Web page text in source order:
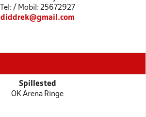
Tel: / Mobil: 25672927
diddrek@gmail.com
Spillested
OK Arena Ringe